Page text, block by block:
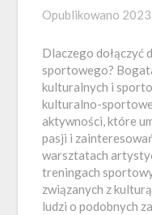
Opublikowano
Dlaczego dołączyć
sportowego?
kulturalnych i
kulturalno-
aktywności, które
pasji i
warsztatach
treningach
związanych z
ludzi o podobnych